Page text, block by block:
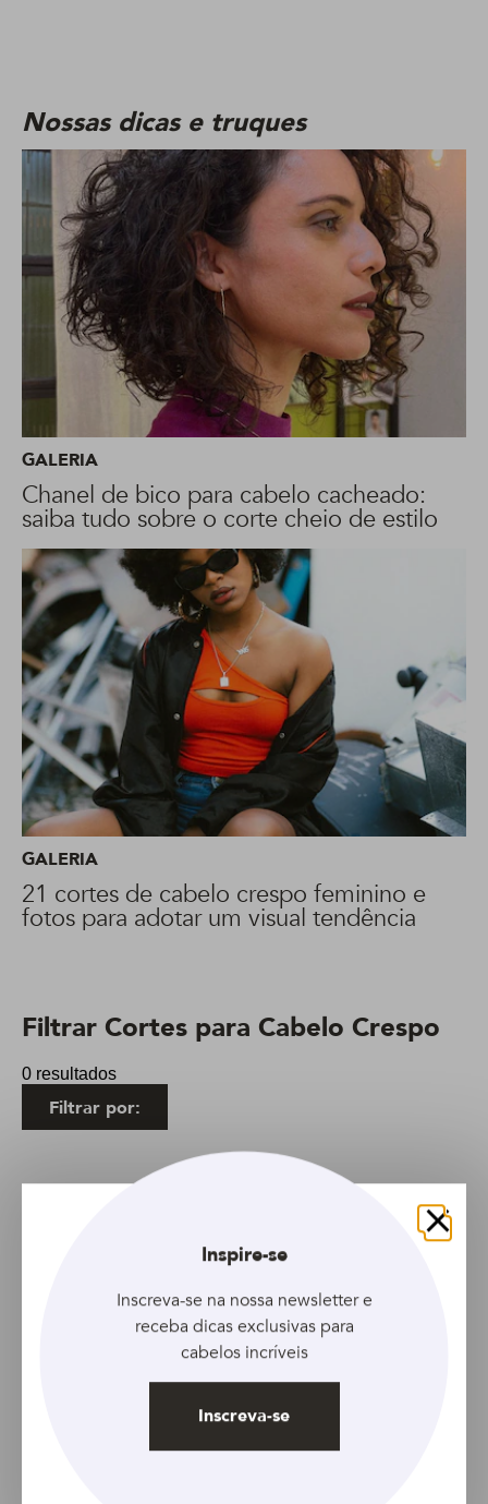
Nossas dicas e truques
GALERIA
Chanel de bico para cabelo cacheado:
saiba tudo sobre o corte cheio de estilo
GALERIA
21 cortes de cabelo crespo feminino e
fotos para adotar um visual tendência
Filtrar Cortes para Cabelo Crespo
Filtrar por:
0 resultados
sem resultados
Acondicionador TRESEMME
500 ml
Fechar
Inspire-se
Inscreva-se na nossa newsletter e
receba dicas exclusivas para
cabelos incríveis
Inscreva-se